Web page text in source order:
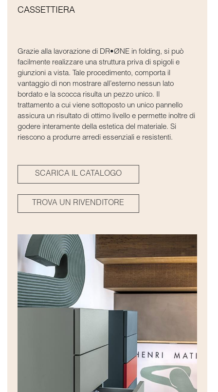
CASSETTIERA
Grazie alla lavorazione di DR•ØNE in folding, si può
facilmente realizzare una struttura priva di spigoli e
giunzioni a vista. Tale procedimento, comporta il
vantaggio di non mostrare all’esterno nessun lato
bordato e la scocca risulta un pezzo unico. Il
trattamento a cui viene sottoposto un unico pannello
assicura un risultato di ottimo livello e permette inoltre di
godere interamente della estetica del materiale. Si
riescono a produrre arredi essenziali e resistenti.
SCARICA IL CATALOGO
TROVA UN RIVENDITORE